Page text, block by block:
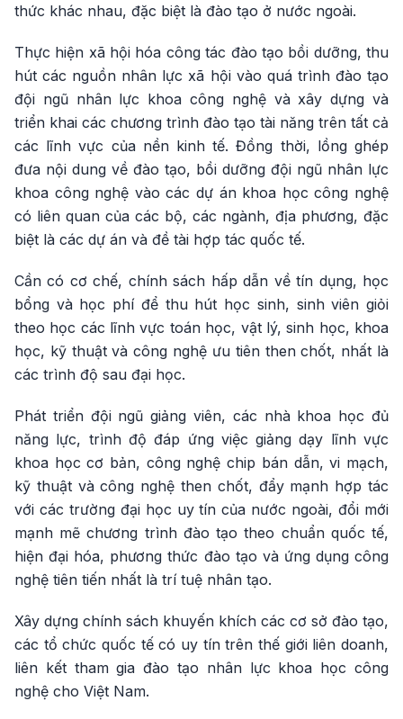
thức khác nhau, đặc biệt là đào tạo ở nước ngoài.
Thực hiện xã hội hóa công tác đào tạo bồi dưỡng, thu
hút các nguồn nhân lực xã hội vào quá trình đào tạo
đội ngũ nhân lực khoa công nghệ và xây dựng và
triển khai các chương trình đào tạo tài năng trên tất cả
các lĩnh vực của nền kinh tế. Đồng thời, lồng ghép
đưa nội dung về đào tạo, bồi dưỡng đội ngũ nhân lực
khoa công nghệ vào các dự án khoa học công nghệ
có liên quan của các bộ, các ngành, địa phương, đặc
biệt là các dự án và đề tài hợp tác quốc tế.
Cần có cơ chế, chính sách hấp dẫn về tín dụng, học
bổng và học phí để thu hút học sinh, sinh viên giỏi
theo học các lĩnh vực toán học, vật lý, sinh học, khoa
học, kỹ thuật và công nghệ ưu tiên then chốt, nhất là
các trình độ sau đại học.
Phát triển đội ngũ giảng viên, các nhà khoa học đủ
năng lực, trình độ đáp ứng việc giảng dạy lĩnh vực
khoa học cơ bản, công nghệ chip bán dẫn, vi mạch,
kỹ thuật và công nghệ then chốt, đẩy mạnh hợp tác
với các trường đại học uy tín của nước ngoài, đổi mới
mạnh mẽ chương trình đào tạo theo chuẩn quốc tế,
hiện đại hóa, phương thức đào tạo và ứng dụng công
nghệ tiên tiến nhất là trí tuệ nhân tạo.
Xây dựng chính sách khuyến khích các cơ sở đào tạo,
các tổ chức quốc tế có uy tín trên thế giới liên doanh,
liên kết tham gia đào tạo nhân lực khoa học công
nghệ cho Việt Nam.